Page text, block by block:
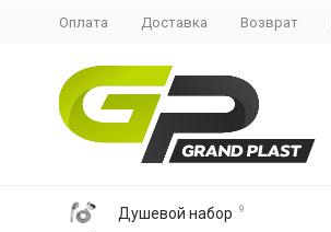
Оплата Доставка Возврат
Душевой набор 9